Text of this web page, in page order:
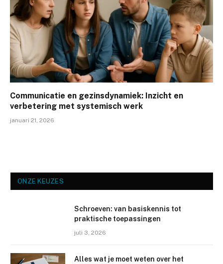
Communicatie en gezinsdynamiek: Inzicht en
verbetering met systemisch werk
januari 21, 2026
ONZE KEUZES
Schroeven: van basiskennis tot
praktische toepassingen
juli 3, 2026
Alles wat je moet weten over het